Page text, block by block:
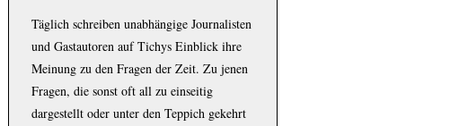
Täglich schreiben unabhängige Journalisten
und Gastautoren auf Tichys Einblick ihre
Meinung zu den Fragen der Zeit. Zu jenen
Fragen, die sonst oft all zu einseitig
dargestellt oder unter den Teppich gekehrt